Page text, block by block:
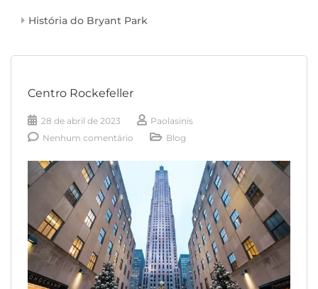
História do Bryant Park
Centro Rockefeller
28 de abril de 2023
Paolasinis
Nenhum comentário
Blog